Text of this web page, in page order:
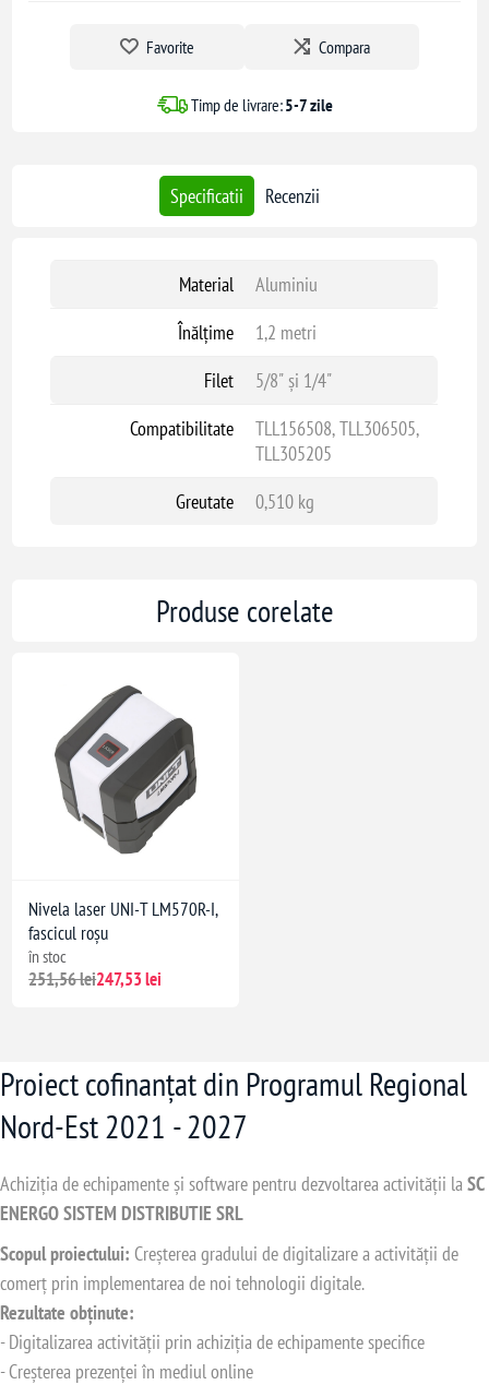
Favorite Compara
Timp de livrare:5-7 zile
Specificatii Recenzii
Material
Aluminiu
Înălțime
1,2 metri
Filet
5/8" și 1/4"
Compatibilitate
TLL156508, TLL306505,
TLL305205
Greutate
0,510 kg
Produse corelate
Nivela laser UNI-T LM570R-I,
fascicul roșu
în stoc
251,56 lei247,53 lei
Proiect cofinanțat din Programul Regional
Nord-Est 2021 - 2027
Achiziția de echipamente și software pentru dezvoltarea activității laSC
ENERGO SISTEM DISTRIBUTIE SRL
Scopul proiectului: Creșterea gradului de digitalizare a activității de
comerț prin implementarea de noi tehnologii digitale.
Rezultate obținute:
- Digitalizarea activității prin achiziția de echipamente specifice
- Creșterea prezenței în mediul online